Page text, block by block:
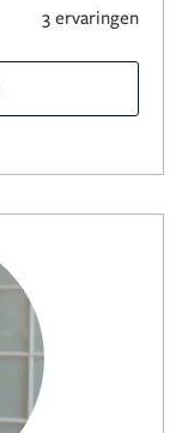
3 ervaringen